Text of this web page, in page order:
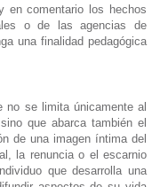
en comentario los hechos
o de las agencias de
una finalidad pedagógica
no se limita únicamente al
que abarca también el
de una imagen íntima del
la renuncia o el escarnio
que desarrolla una